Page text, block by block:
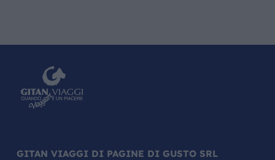
GITAN VIAGGI DI PAGINE DI GUSTO SRL